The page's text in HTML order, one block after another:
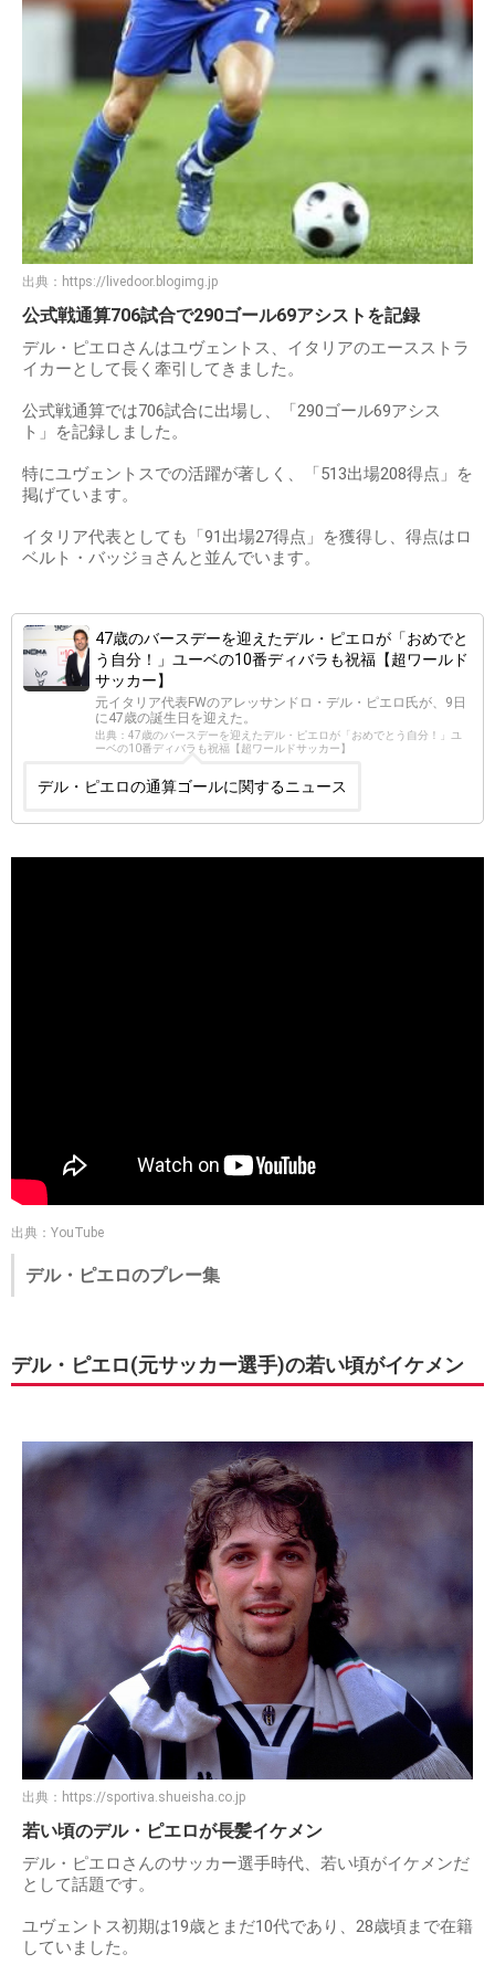
出典： https://livedoor.blogimg.jp
公式戦通算706試合で290ゴール69アシストを記録
デル・ピエロさんはユヴェントス、イタリアのエースストラ
イカーとして長く牽引してきました。
公式戦通算では706試合に出場し、「290ゴール69アシス
ト」を記録しました。
特にユヴェントスでの活躍が著しく、「513出場208得点」を
掲げています。
イタリア代表としても「91出場27得点」を獲得し、得点はロ
ベルト・バッジョさんと並んでいます。
47歳のバースデーを迎えたデル・ピエロが「おめでと
う自分！」ユーベの10番ディバラも祝福【超ワールド
サッカー】
元イタリア代表FWのアレッサンドロ・デル・ピエロ氏が、9日
に47歳の誕生日を迎えた。
出典：47歳のバースデーを迎えたデル・ピエロが「おめでとう自分！」ユ
ーベの10番ディバラも祝福【超ワールドサッカー】
デル・ピエロの通算ゴールに関するニュース
出典：YouTube
デル・ピエロのプレー集
デル・ピエロ(元サッカー選手)の若い頃がイケメン
出典： https://sportiva.shueisha.co.jp
若い頃のデル・ピエロが長髪イケメン
デル・ピエロさんのサッカー選手時代、若い頃がイケメンだ
として話題です。
ユヴェントス初期は19歳とまだ10代であり、28歳頃まで在籍
していました。